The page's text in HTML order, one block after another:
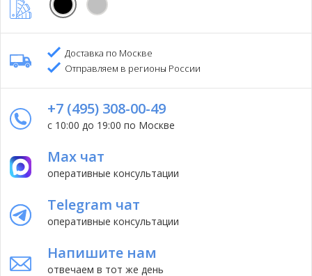
Доставка по Москве
Отправляем в регионы России
+7 (495) 308-00-49
с 10:00 до 19:00 по Москве
Max чат
оперативные консультации
Telegram чат
оперативные консультации
Напишите нам
отвечаем в тот же день